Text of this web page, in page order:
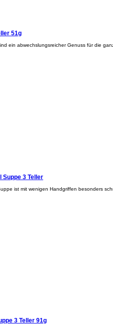
51g
ein abwechslungsreicher Genuss für die
3 Teller
ist mit wenigen Handgriffen besonders
3 Teller 91g